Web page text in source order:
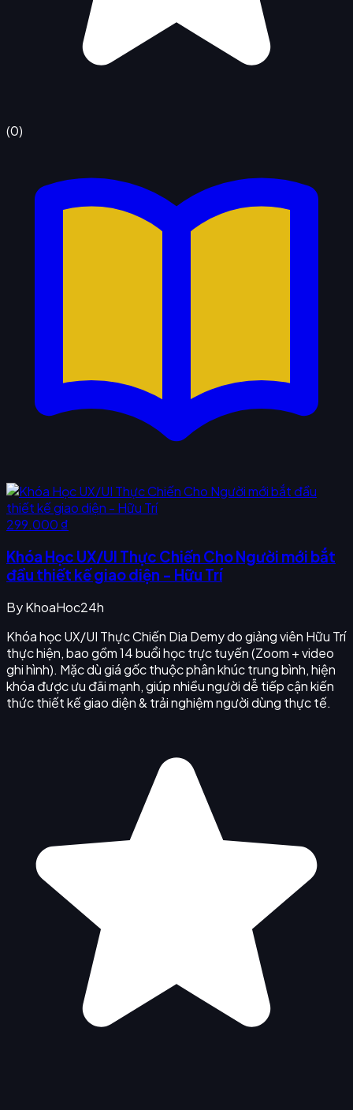
(0)
299.000 ₫
Khóa Học UX/UI Thực Chiến Cho Người mới bắt
đầu thiết kế giao diện - Hữu Trí
ByKhoaHoc24h
Khóa học UX/UI Thực Chiến Dia Demy do giảng viên Hữu Trí
thực hiện, bao gồm 14 buổi học trực tuyến (Zoom + video
ghi hình). Mặc dù giá gốc thuộc phân khúc trung bình, hiện
khóa được ưu đãi mạnh, giúp nhiều người dễ tiếp cận kiến
thức thiết kế giao diện & trải nghiệm người dùng thực tế.